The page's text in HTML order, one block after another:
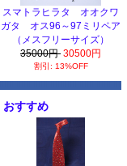
スマトラヒラタ オオクワ
ガタ オス96～97ミリペア
（メスフリーサイズ）
35000円 30500円
割引: 13%OFF
おすすめ